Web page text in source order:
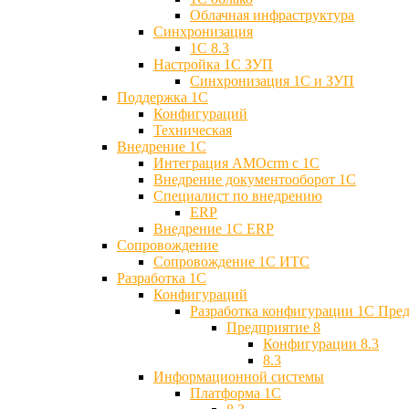
Облачная инфраструктура
Синхронизация
1С 8.3
Настройка 1С ЗУП
Синхронизация 1С и ЗУП
Поддержка 1С
Конфигураций
Техническая
Внедрение 1С
Интеграция AMOcrm с 1C
Внедрение документооборот 1С
Специалист по внедрению
ERP
Внедрение 1С ERP
Cопровождение
Cопровождение 1С ИТС
Разработка 1C
Конфигураций
Разработка конфигурации 1С
Предприятие 8
Конфигурации 8.3
8.3
Информационной системы
Платформа 1С